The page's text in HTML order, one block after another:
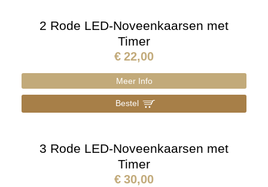
2 Rode LED-Noveenkaarsen met
Timer
€ 22,00
Meer Info
Bestel ]
3 Rode LED-Noveenkaarsen met
Timer
€ 30,00